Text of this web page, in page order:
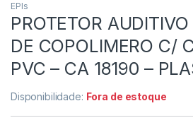
EPIs
PROTETOR
DE COPOLIMERO C/
PVC – CA 18190 –
Disponibilidade: Fora de estoque